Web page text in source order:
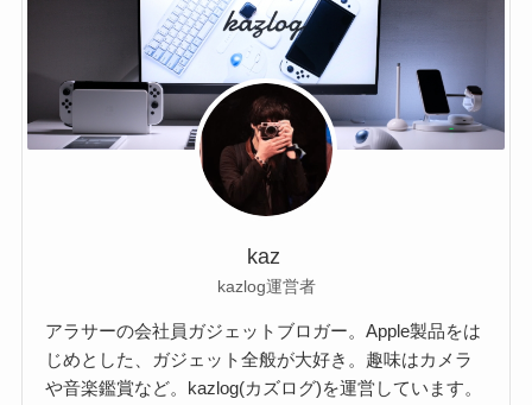
kaz
kazlog運営者
アラサーの会社員ガジェットブロガー。Apple製品をは
じめとした、ガジェット全般が大好き。趣味はカメラ
や音楽鑑賞など。kazlog(カズログ)を運営しています。